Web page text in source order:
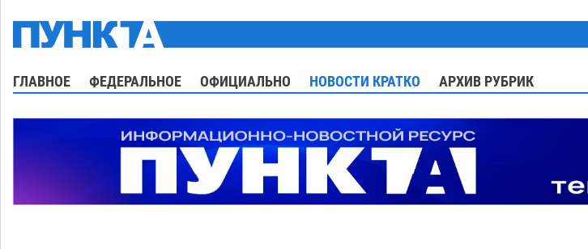
ГЛАВНОЕ ФЕДЕРАЛЬНОЕ ОФИЦИАЛЬНО НОВОСТИ КРАТКО АРХИВ РУБРИК